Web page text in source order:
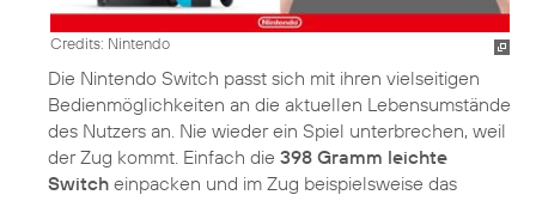
Credits: Nintendo
Die Nintendo Switch passt sich mit ihren vielseitigen
Bedienmöglichkeiten an die aktuellen Lebensumstände
des Nutzers an. Nie wieder ein Spiel unterbrechen, weil
der Zug kommt. Einfach die 398 Gramm leichte
Switch einpacken und im Zug beispielsweise das